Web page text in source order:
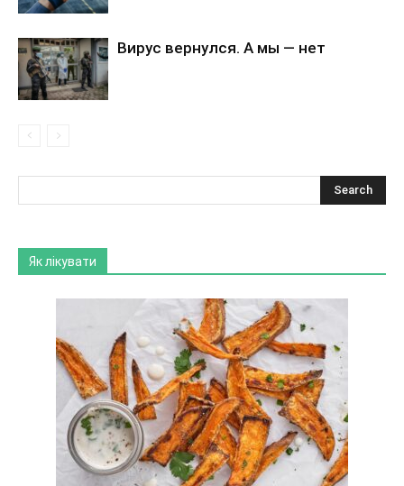
Вирус вернулся. А мы — нет
Як лікувати